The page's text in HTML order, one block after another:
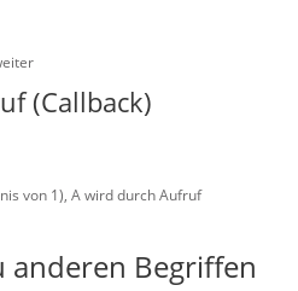
(Callback)
von 1), A wird durch Aufruf
anderen Begriffen